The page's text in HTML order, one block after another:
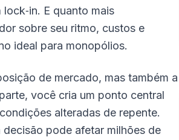
E quanto mais
sobre seu ritmo, custos e
ideal para monopólios.
de mercado, mas também a
você cria um ponto central
alteradas de repente.
decisão pode afetar milhões de